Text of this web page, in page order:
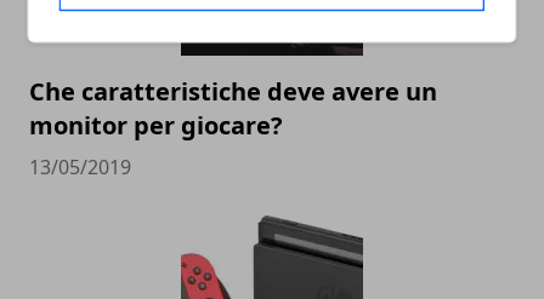
Che caratteristiche deve avere un
monitor per giocare?
13/05/2019